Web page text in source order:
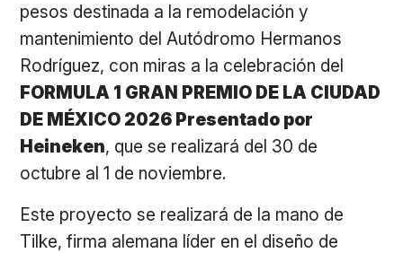
pesos destinada a la remodelación y
mantenimiento del Autódromo Hermanos
Rodríguez, con miras a la celebración del
FORMULA 1 GRAN PREMIO DE LA CIUDAD
DE MÉXICO 2026 Presentado por
Heineken, que se realizará del 30 de
octubre al 1 de noviembre.
Este proyecto se realizará de la mano de
Tilke, firma alemana líder en el diseño de